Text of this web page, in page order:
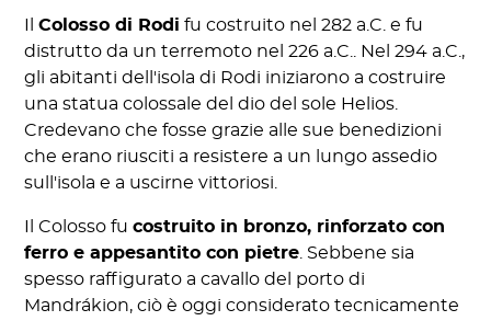
IlColosso di Rodi fu costruito nel 282 a.C. e fu
distrutto da un terremoto nel 226 a.C.. Nel 294 a.C.,
gli abitanti dell'isola di Rodi iniziarono a costruire
una statua colossale del dio del sole Helios.
Credevano che fosse grazie alle sue benedizioni
che erano riusciti a resistere a un lungo assedio
sull'isola e a uscirne vittoriosi.
Il Colosso fucostruito in bronzo, rinforzato con
ferro e appesantito con pietre . Sebbene sia
spesso raffigurato a cavallo del porto di
Mandrákion, ciò è oggi considerato tecnicamente